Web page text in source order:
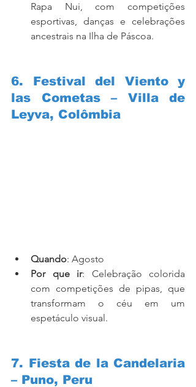
Rapa Nui, com competições
esportivas, danças e celebrações
ancestrais na Ilha de Páscoa.
6. Festival del Viento y
las Cometas – Villa de
Leyva, Colômbia
Quando: Agosto
Por que ir: Celebração colorida
com competições de pipas, que
transformam o céu em um
espetáculo visual.
7. Fiesta de la Candelaria
– Puno, Peru